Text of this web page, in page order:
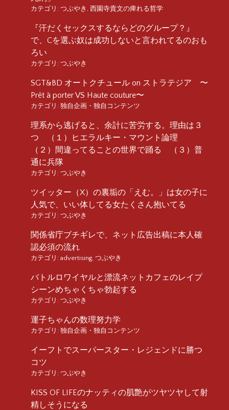
カテゴリ: つぶやき 西園寺貴文の痺れる哲学
『汗だくセックスするならどのグループ？』
で、Cを選ぶ奴は成功しないと言われてるのおも
ろい
カテゴリ: つぶやき
SGT&BD オートクチュール on ストラテジア 〜
Prêt à porter VS Haute couture〜
カテゴリ: 独自企画・独自コンテンツ
理系から逃げると、余計に苦労する。理由は３
つ （１）ヒエラルキー・マウント論理
（２）間違ってることの世界で踊る （３）普
通に兵隊
カテゴリ: つぶやき
ツイッター（X）の裏垢の「えむ。」は女の子に
人気で、いい体してる女たくさん抱いてる
カテゴリ: つぶやき
関係省庁ブチギレで、ネット広告出稿に本人確
認必須の流れ
カテゴリ: advertising つぶやき
バトルロワイヤルと漂流ネットカフェのレイプ
シーンめちゃくちゃ勃起する
カテゴリ: つぶやき
運子ちゃんの数理努力学
カテゴリ: 独自企画・独自コンテンツ
イーフトでスーパースター・レジェンドに勝つ
コツ
カテゴリ: つぶやき
KISS OF LIFEのナッティの肌艶がツヤツヤして射
精しそうになる